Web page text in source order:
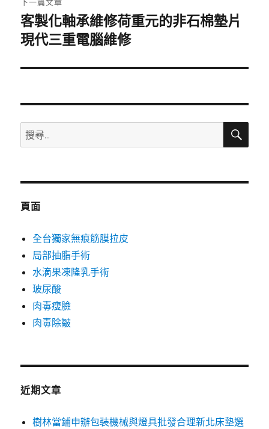
下
一
文
客製化軸承維修荷重元的非石棉墊片
現代三重電腦維修
搜
尋
鍵
搜
頁面
全台獨家無痕筋膜拉皮
局部抽脂手術
水滴果凍隆乳手術
玻尿酸
肉毒瘦臉
肉毒除皺
近期文章
樹林當鋪申辦包裝機械與燈具批發合理新北床墊選